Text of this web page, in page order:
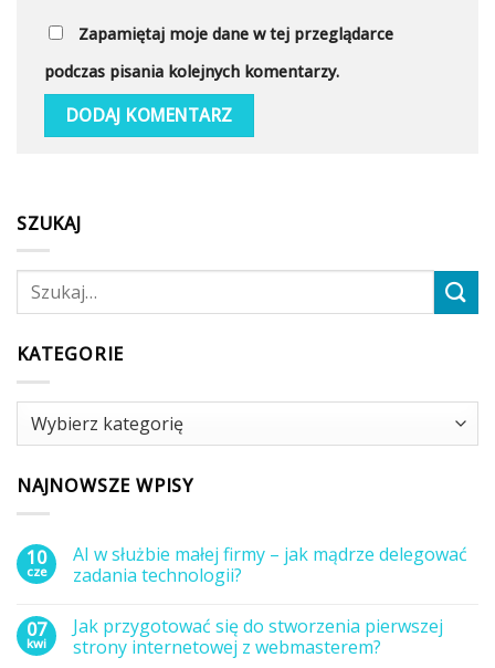
Zapamiętaj moje dane w tej przeglądarce
podczas pisania kolejnych komentarzy.
SZUKAJ
KATEGORIE
Kategorie
NAJNOWSZE WPISY
10
cze
AI w służbie małej firmy – jak mądrze delegować
zadania technologii?
do
AI
w
07
kwi
Jak przygotować się do stworzenia pierwszej
strony internetowej z webmasterem?